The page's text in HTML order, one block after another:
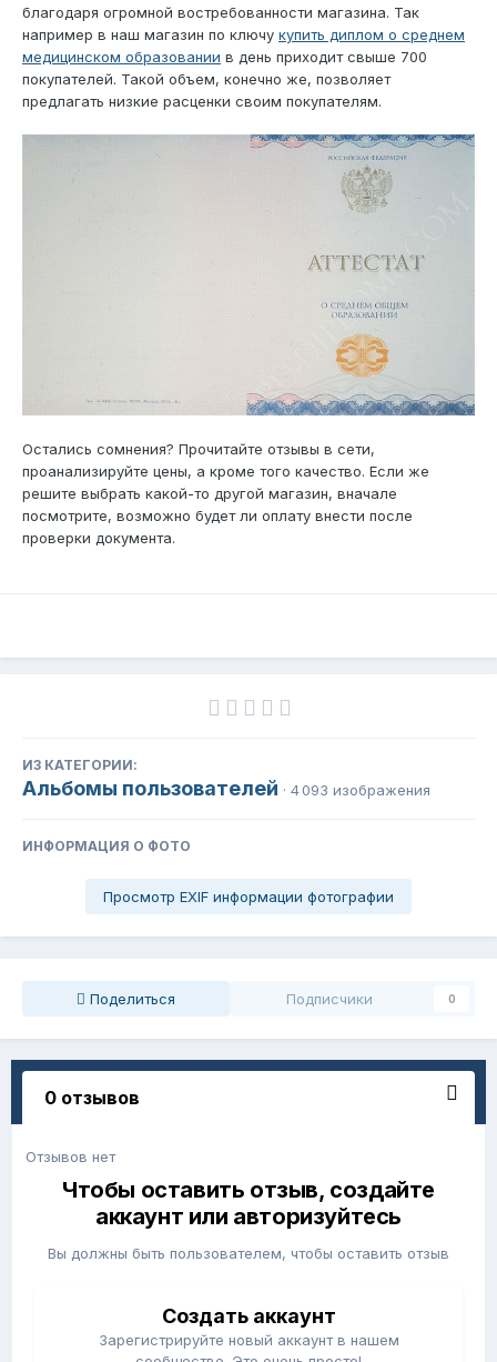
благодаря огромной востребованности магазина. Так
например в наш магазин по ключу купить диплом о среднем
медицинском образовании в день приходит свыше 700
покупателей. Такой объем, конечно же, позволяет
предлагать низкие расценки своим покупателям.
Остались сомнения? Прочитайте отзывы в сети,
проанализируйте цены, а кроме того качество. Если же
решите выбрать какой-то другой магазин, вначале
посмотрите, возможно будет ли оплату внести после
проверки документа.
ИЗ КАТЕГОРИИ:
Альбомы пользователей · 4 093 изображения
ИНФОРМАЦИЯ О ФОТО
Просмотр EXIF информации фотографии
Поделиться Подписчики 0
0 отзывов
Отзывов нет
Чтобы оставить отзыв, создайте
аккаунт или авторизуйтесь
Вы должны быть пользователем, чтобы оставить отзыв
Создать аккаунт
Зарегистрируйте новый аккаунт в нашем